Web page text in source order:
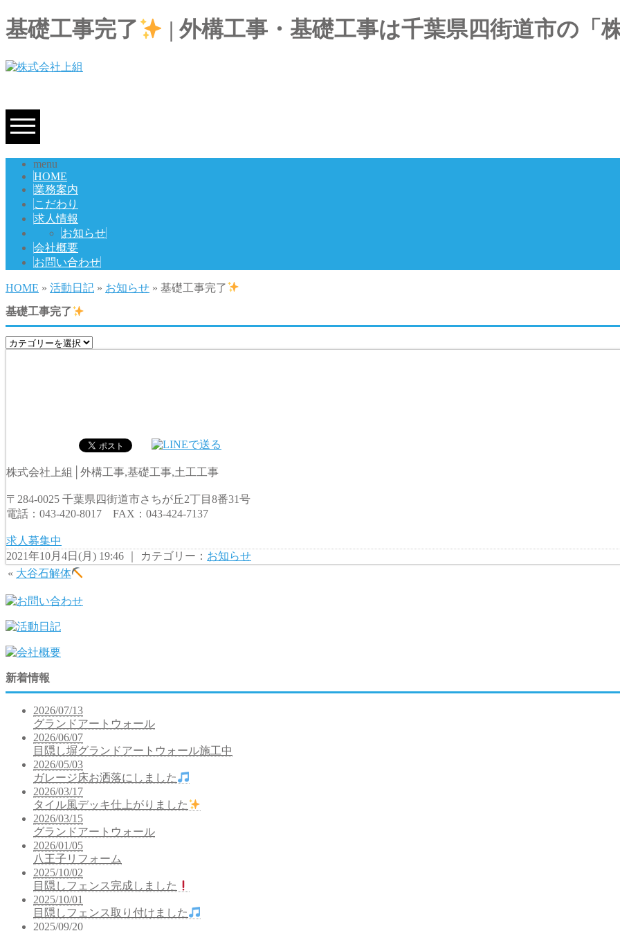
基礎工事完了 | 外構工事・基礎工事は千葉県四街道市の「
menu
HOME
業務案内
こだわり
求人情報
お知らせ
会社概要
お問い合わせ
HOME » 活動日記 » お知らせ » 基礎工事完了
基礎工事完了
株式会社上組│外構工事,基礎工事,土工工事
〒284-0025 千葉県四街道市さちが丘2丁目8番31号
電話：043-420-8017 FAX：043-424-7137
求人募集中
2021年10月4日(月) 19:46 ｜ カテゴリー： お知らせ
« 大谷石解体
新着情報
2026/07/13
グランドアートウォール
2026/06/07
目隠し塀グランドアートウォール施工中
2026/05/03
ガレージ床お洒落にしました
2026/03/17
タイル風デッキ仕上がりました
2026/03/15
グランドアートウォール
2026/01/05
八王子リフォーム
2025/10/02
目隠しフェンス完成しました
2025/10/01
目隠しフェンス取り付けました
2025/09/20